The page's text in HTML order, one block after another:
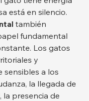
está en silencio.
también
fundamental
Los gatos
y
sensibles a los
la llegada de
la presencia de